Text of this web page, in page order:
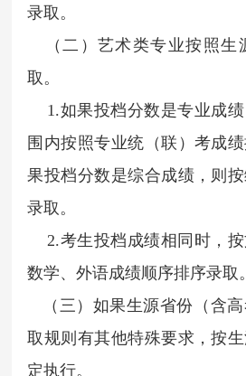
录取。
（二）艺术类专业按照生
取。
1.如果投档分数是专业成
围内按照专业统（联）考成
果投档分数是综合成绩，则
录取。
2.考生投档成绩相同时，按
数学、外语成绩顺序排序录取。
（三）如果生源省份（含
取规则有其他特殊要求，按
定执行。